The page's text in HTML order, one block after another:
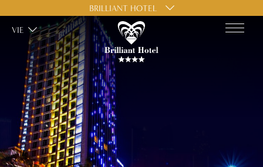
VIE
BRILLIANT HOTEL